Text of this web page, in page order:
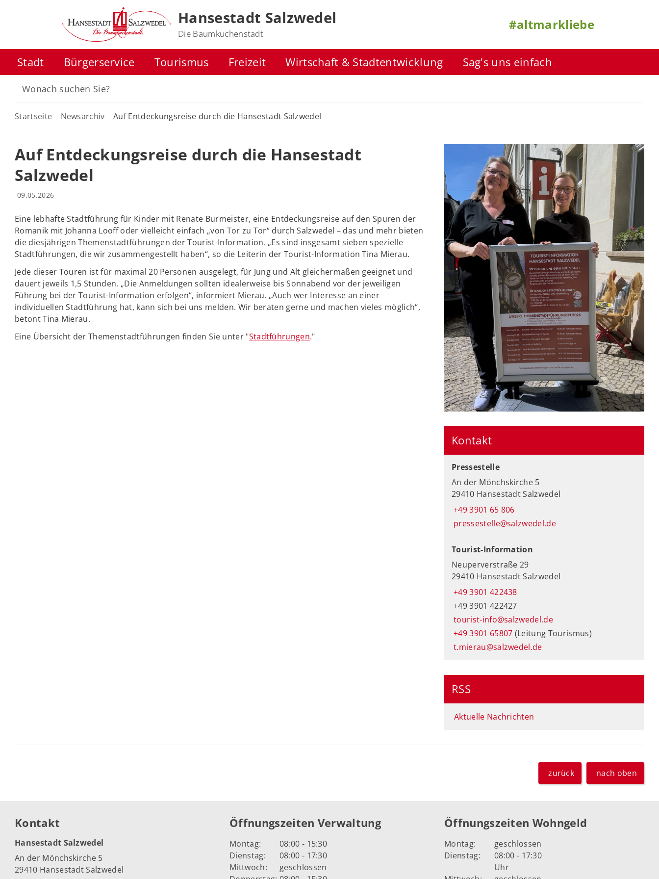
Hansestadt Salzwedel
Die Baumkuchenstadt
#altmarkliebe
Stadt Bürgerservice Tourismus Freizeit Wirtschaft & Stadtentwicklung Sag's uns einfach
Startseite Newsarchiv Auf Entdeckungsreise durch die Hansestadt Salzwedel
Auf Entdeckungsreise durch die Hansestadt
Salzwedel
09.05.2026
Eine lebhafte Stadtführung für Kinder mit Renate Burmeister, eine Entdeckungsreise auf den Spuren der
Romanik mit Johanna Looff oder vielleicht einfach „von Tor zu Tor“ durch Salzwedel – das und mehr bieten
die diesjährigen Themenstadtführungen der Tourist-Information. „Es sind insgesamt sieben spezielle
Stadtführungen, die wir zusammengestellt haben“, so die Leiterin der Tourist-Information Tina Mierau.
Jede dieser Touren ist für maximal 20 Personen ausgelegt, für Jung und Alt gleichermaßen geeignet und
dauert jeweils 1,5 Stunden. „Die Anmeldungen sollten idealerweise bis Sonnabend vor der jeweiligen
Führung bei der Tourist-Information erfolgen“, informiert Mierau. „Auch wer Interesse an einer
individuellen Stadtführung hat, kann sich bei uns melden. Wir beraten gerne und machen vieles möglich“,
betont Tina Mierau.
Eine Übersicht der Themenstadtführungen finden Sie unter "Stadtführungen."
Kontakt
Pressestelle
An der Mönchskirche 5
29410 Hansestadt Salzwedel
+49 3901 65 806
pressestelle@salzwedel.de
Tourist-Information
Neuperverstraße 29
29410 Hansestadt Salzwedel
+49 3901 422438
+49 3901 422427
tourist-info@salzwedel.de
+49 3901 65807 (Leitung Tourismus)
t.mierau@salzwedel.de
RSS
Aktuelle Nachrichten
zurück nach oben
Kontakt
Hansestadt Salzwedel
An der Mönchskirche 5
29410 Hansestadt Salzwedel
Öffnungszeiten Verwaltung
Montag:
08:00 - 15:30
Dienstag:
08:00 - 17:30
Mittwoch:
geschlossen
Öffnungszeiten Wohngeld
Montag:
geschlossen
Dienstag:
08:00 - 17:30
Uhr